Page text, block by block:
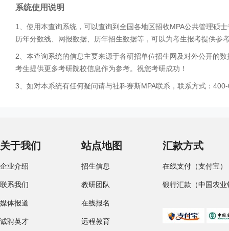
系统使用说明
1、使用本查询系统，可以查询到全国各地区招收MPA公共管理硕
历年分数线、网报数据、历年招生数据等，可以为考生报考提供参
2、本查询系统的信息主要来源于各研招单位招生网及对外公开的
考生提供更多考研院校信息作为参考。祝您考研成功！
3、如对本系统有任何疑问请与社科赛斯MPA联系，联系方式：
关于我们
企业介绍
联系我们
媒体报道
诚聘英才
站点地图
招生信息
教研团队
在线报名
远程教育
汇款方式
在线支付（支付宝）
银行汇款（中国农业